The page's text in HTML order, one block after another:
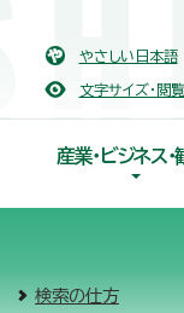
やさしい日本語
文字サイズ・閲
産業・ビジネス・
検索の仕方